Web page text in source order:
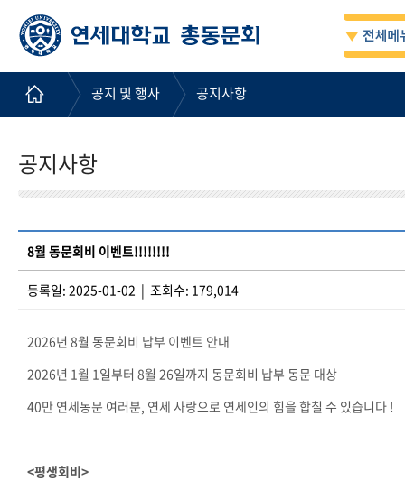
공지 및 행사 공지사항
공지사항
8월 동문회비 이벤트!!!!!!!!
등록일: 2025-01-02 | 조회수: 179,014
2026년 8월 동문회비 납부 이벤트 안내
2026년 1월 1일부터 8월 26일까지 동문회비 납부 동문 대상
40만 연세동문 여러분, 연세 사랑으로 연세인의 힘을 합칠 수 있습니다 !
<평생회비>